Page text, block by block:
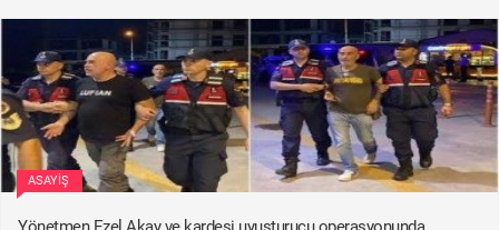
ASAYIŞ